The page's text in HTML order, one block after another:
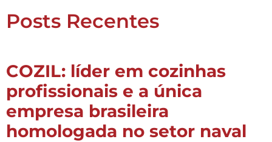
Posts Recentes
COZIL: líder em cozinhas
profissionais e a única
empresa brasileira
homologada no setor naval